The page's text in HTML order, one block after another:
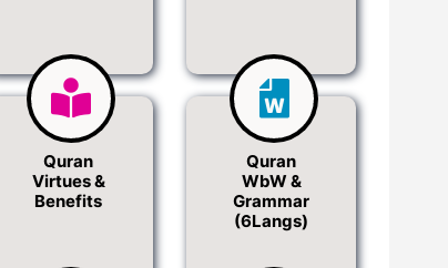
Quran
Virtues &
Benefits
Quran
WbW &
Grammar
(6Langs)